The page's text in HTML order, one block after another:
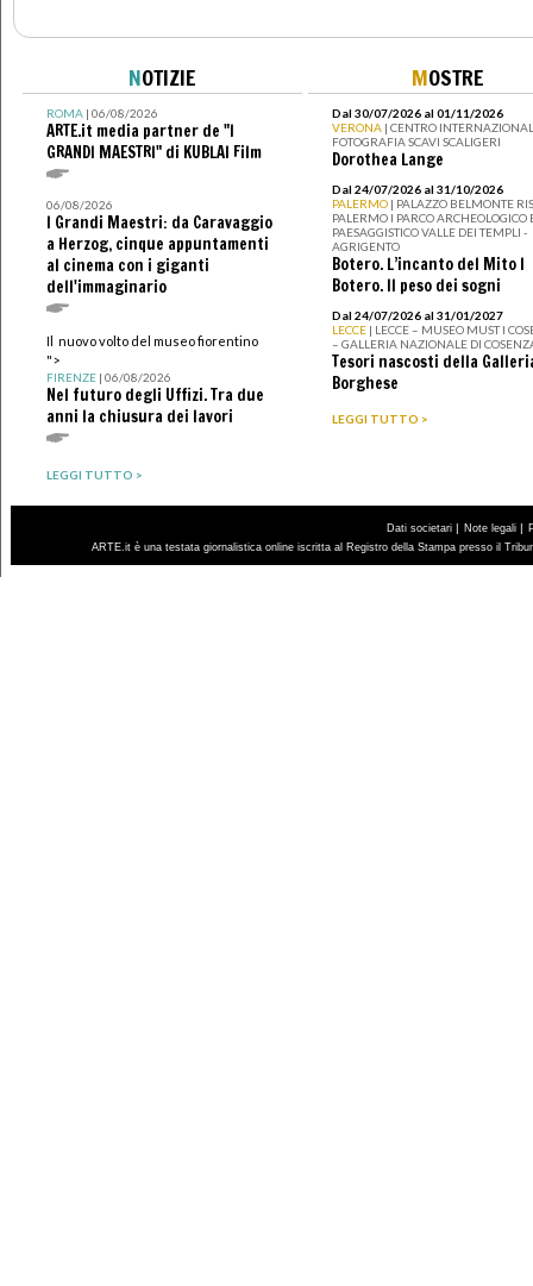
NOTIZIE
ROMA| 06/08/2026
ARTE.it media partner de "I
GRANDI MAESTRI" di KUBLAI Film
06/08/2026
I Grandi Maestri: da Caravaggio
a Herzog, cinque appuntamenti
al cinema con i giganti
dell'immaginario
Il nuovo volto del museo fiorentino
">
FIRENZE| 06/08/2026
Nel futuro degli Uffizi. Tra due
anni la chiusura dei lavori
LEGGI TUTTO >
MOSTRE
Dal 30/07/2026 al 01/11/2026
VERONA | CENTRO
FOTOGRAFIA SCAVI SCALIGERI
Dorothea Lange
Dal 24/07/2026 al 31/10/2026
PALERMO | PALAZZO BELMONTE
PALERMO I PARCO ARCHEOLOGICO
PAESAGGISTICO VALLE DEI TEMPLI -
AGRIGENTO
Botero. L’incanto del Mito I
Botero. Il peso dei sogni
Dal 24/07/2026 al 31/01/2027
LECCE | LECCE – MUSEO MUST I
– GALLERIA NAZIONALE DI
Tesori nascosti della
Borghese
LEGGI TUTTO >
Dati societari | Note legali |
ARTE.it è una testata giornalistica online iscritta al Registro della Stampa presso il